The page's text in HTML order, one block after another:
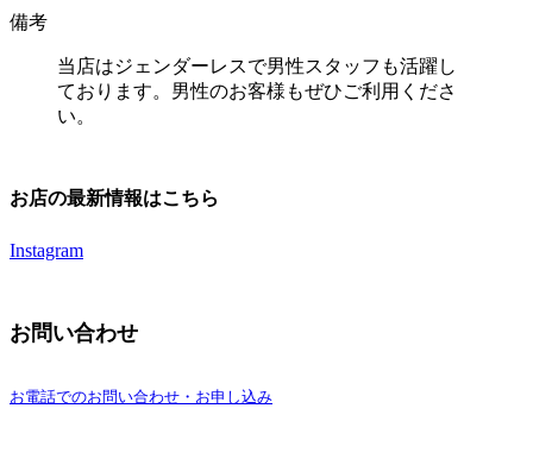
備考
当店はジェンダーレスで男性スタッフも活躍し
ております。男性のお客様もぜひご利用くださ
い。
お店の最新情報はこちら
Instagram
お問い合わせ
お電話でのお問い合わせ・お申し込み